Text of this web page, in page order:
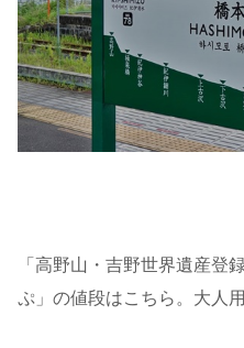
「高野山・吉野世界遺産登
ぷ」の値段はこちら。大人